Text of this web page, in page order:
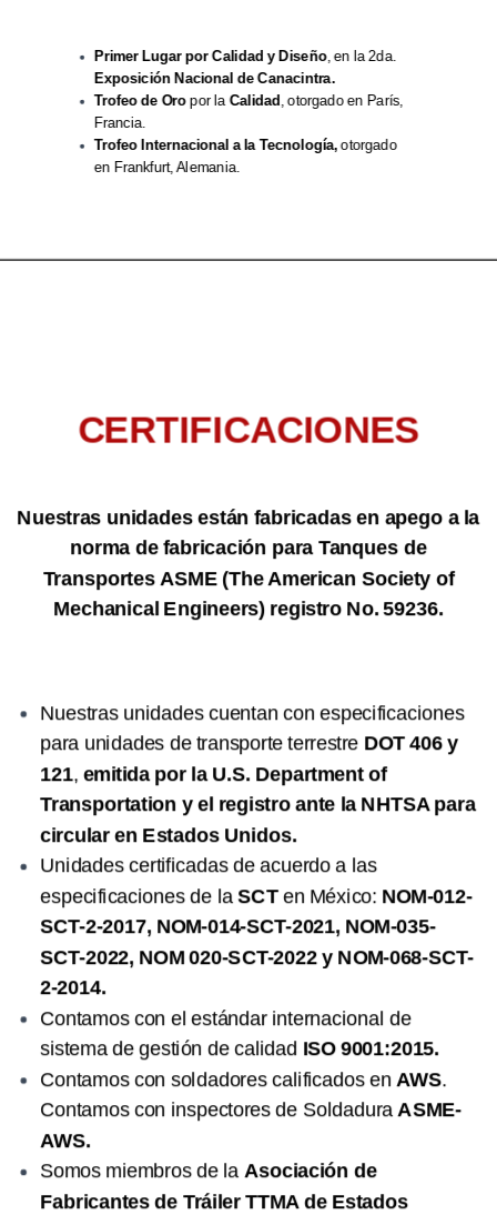
Primer Lugar por Calidad y Diseño, en la 2da.
Exposición Nacional de Canacintra.
Trofeo de Oro por la Calidad, otorgado en París,
Francia.
Trofeo Internacional a la Tecnología, otorgado
en Frankfurt, Alemania.
CERTIFICACIONES
Nuestras unidades están fabricadas en apego a la
norma de fabricación para Tanques de
Transportes ASME (The American Society of
Mechanical Engineers) registro No. 59236.
Nuestras unidades cuentan con especificaciones
para unidades de transporte terrestre DOT 406 y
121, emitida por la U.S. Department of
Transportation y el registro ante la NHTSA para
circular en Estados Unidos.
Unidades certificadas de acuerdo a las
especificaciones de laSCTen México: NOM-012-
SCT-2-2017, NOM-014-SCT-2021, NOM-035-
SCT-2022, NOM 020-SCT-2022 y NOM-068-SCT-
2-2014.
Contamos con el estándar internacional de
sistema de gestión de calidad ISO 9001:2015.
Contamos con soldadores calificados en AWS.
Contamos con inspectores de SoldaduraASME-
AWS.
Somos miembros de la Asociación de
Fabricantes de Tráiler TTMA de Estados